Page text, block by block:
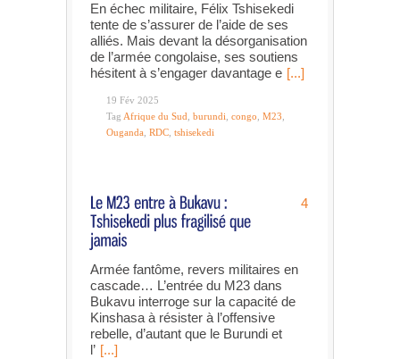
En échec militaire, Félix Tshisekedi
tente de s’assurer de l’aide de ses
alliés. Mais devant la désorganisation
de l’armée congolaise, ses soutiens
hésitent à s’engager davantage e [...]
19 Fév 2025
Tag Afrique du Sud, burundi, congo, M23,
Ouganda, RDC, tshisekedi
4
Armée fantôme, revers militaires en
cascade… L’entrée du M23 dans
Bukavu interroge sur la capacité de
Kinshasa à résister à l’offensive
rebelle, d’autant que le Burundi et
l’ [...]